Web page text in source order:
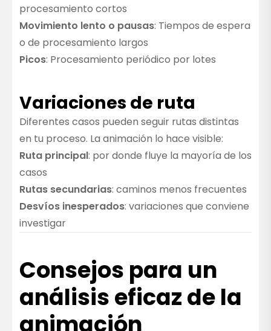
procesamiento cortos
Movimiento lento o pausas: Tiempos de espera
o de procesamiento largos
Picos: Procesamiento periódico por lotes
Variaciones de ruta
Diferentes casos pueden seguir rutas distintas
en tu proceso. La animación lo hace visible:
Ruta principal: por donde fluye la mayoría de los
casos
Rutas secundarias: caminos menos frecuentes
Desvíos inesperados: variaciones que conviene
investigar
Consejos para un
análisis eficaz de la
animación